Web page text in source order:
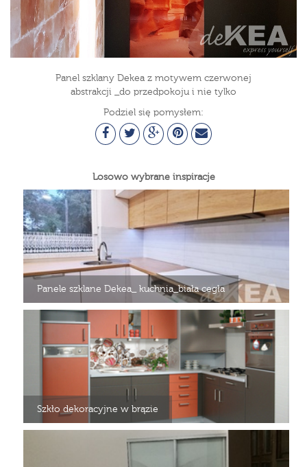
Panel szklany Dekea z motywem czerwonej
abstrakcji _do przedpokoju i nie tylko
Podziel się pomysłem:
Losowo wybrane inspiracje
Panele szklane Dekea_ kuchnia_biała cegła
Szkło dekoracyjne w brązie